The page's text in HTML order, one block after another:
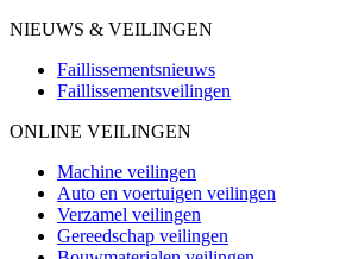
NIEUWS & VEILINGEN
Faillissementsnieuws
Faillissementsveilingen
ONLINE VEILINGEN
Machine veilingen
Auto en voertuigen veilingen
Verzamel veilingen
Gereedschap veilingen